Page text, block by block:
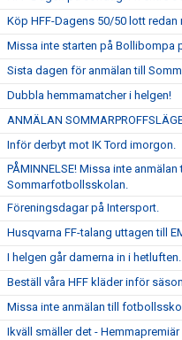
Köp HFF-Dagens 50/50 lott redan
Missa inte starten på Bollibompa
Sista dagen för anmälan till
Dubbla hemmamatcher i helgen!
ANMÄLAN
Inför derbyt mot IK Tord imorgon.
PÅMINNELSE! Missa inte anmälan
Sommarfotbollsskolan.
Föreningsdagar på Intersport.
Husqvarna FF-talang uttagen till
I helgen går damerna in i hetluften.
Beställ våra HFF kläder inför
Missa inte anmälan till
Ikväll smäller det -